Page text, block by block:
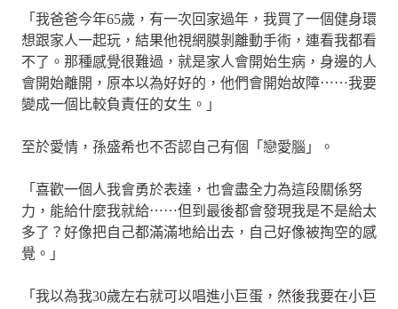
「我爸爸今年65歲，有一次回家過年，我買了一個健身環
想跟家人一起玩，結果他視網膜剝離動手術，連看我都看
不了。那種感覺很難過，就是家人會開始生病，身邊的人
會開始離開，原本以為好好的，他們會開始故障⋯⋯我要
變成一個比較負責任的女生。」
至於愛情，孫盛希也不否認自己有個「戀愛腦」。
「喜歡一個人我會勇於表達，也會盡全力為這段關係努
力，能給什麼我就給⋯⋯但到最後都會發現我是不是給太
多了？好像把自己都滿滿地給出去，自己好像被掏空的感
覺。」
「我以為我30歲左右就可以唱進小巨蛋，然後我要在小巨